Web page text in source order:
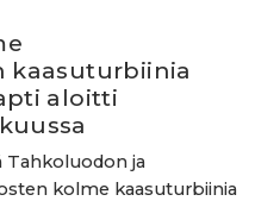
kaasuturbiinia
aloitti
Tahkoluodon ja
kolme kaasuturbiinia